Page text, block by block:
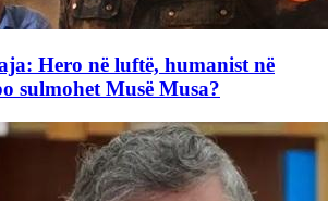
Hero në luftë, humanist në
sulmohet Musë Musa?